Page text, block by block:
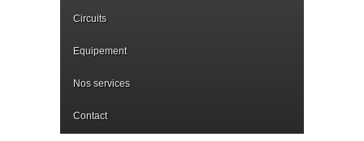
Circuits
Equipement
Nos services
Contact